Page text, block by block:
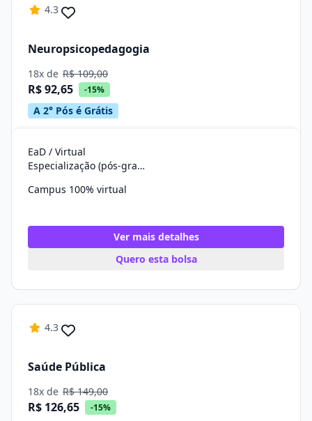
4.3
Neuropsicopedagogia
18x de R$ 109,00
R$ 92,65 -15%
A 2° Pós é Grátis
EaD / Virtual
Especialização (pós-graduação)
Campus 100% virtual
Ver mais detalhes
Quero esta bolsa
4.3
Saúde Pública
18x de R$ 149,00
R$ 126,65 -15%